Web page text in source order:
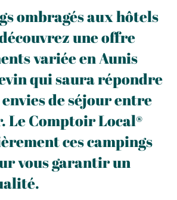
ombragés aux hôtels
une offre
variée en Aunis
qui saura répondre
de séjour entre
Le Comptoir Local®
ces campings
vous garantir un